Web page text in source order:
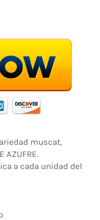
muscat,
AZUFRE.
a cada unidad del